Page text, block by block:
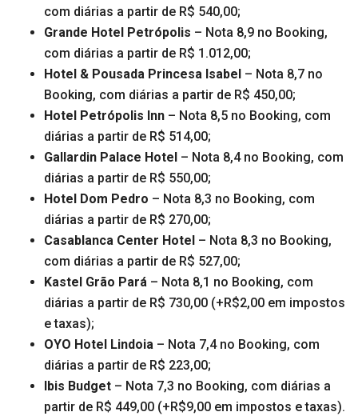
com diárias a partir de R$ 540,00;
Grande Hotel Petrópolis – Nota 8,9 no Booking,
com diárias a partir de R$ 1.012,00;
Hotel & Pousada Princesa Isabel – Nota 8,7 no
Booking, com diárias a partir de R$ 450,00;
Hotel Petrópolis Inn – Nota 8,5 no Booking, com
diárias a partir de R$ 514,00;
Gallardin Palace Hotel – Nota 8,4 no Booking, com
diárias a partir de R$ 550,00;
Hotel Dom Pedro – Nota 8,3 no Booking, com
diárias a partir de R$ 270,00;
Casablanca Center Hotel – Nota 8,3 no Booking,
com diárias a partir de R$ 527,00;
Kastel Grão Pará – Nota 8,1 no Booking, com
diárias a partir de R$ 730,00 (+R$2,00 em impostos
e taxas);
OYO Hotel Lindoia – Nota 7,4 no Booking, com
diárias a partir de R$ 223,00;
Ibis Budget – Nota 7,3 no Booking, com diárias a
partir de R$ 449,00 (+R$9,00 em impostos e taxas).